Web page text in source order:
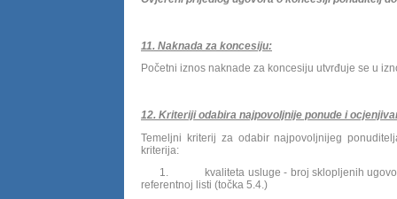
11. Naknada za koncesiju:
Početni iznos naknade za koncesiju utvrđuje se u
12. Kriteriji odabira najpovoljnije ponude i
Temeljni kriterij za odabir najpovoljnijeg
kriterija:
1.
kvaliteta usluge - broj sklopljenih
referentnoj listi (točka 5.4.)